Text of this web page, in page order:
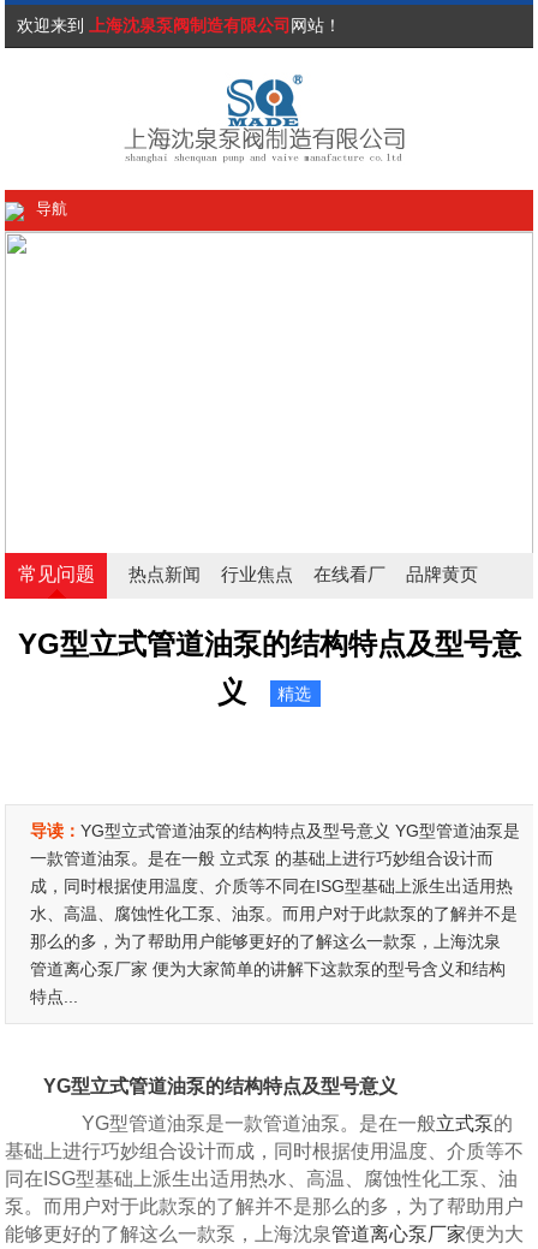
欢迎来到 上海沈泉泵阀制造有限公司 网站！
导航
常见问题 热点新闻 行业焦点 在线看厂 品牌黄页
YG型立式管道油泵的结构特点及型号意
义
精选
导读：YG型立式管道油泵的结构特点及型号意义 YG型管道油泵是
一款管道油泵。是在一般 立式泵 的基础上进行巧妙组合设计而
成，同时根据使用温度、介质等不同在ISG型基础上派生出适用热
水、高温、腐蚀性化工泵、油泵。而用户对于此款泵的了解并不是
那么的多，为了帮助用户能够更好的了解这么一款泵，上海沈泉
管道离心泵厂家 便为大家简单的讲解下这款泵的型号含义和结构
特点...
YG型立式管道油泵的结构特点及型号意义
YG型管道油泵是一款管道油泵。是在一般立式泵的
基础上进行巧妙组合设计而成，同时根据使用温度、介质等不
同在ISG型基础上派生出适用热水、高温、腐蚀性化工泵、油
泵。而用户对于此款泵的了解并不是那么的多，为了帮助用户
能够更好的了解这么一款泵，上海沈泉管道离心泵厂家便为大